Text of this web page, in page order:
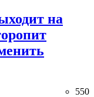
на
550